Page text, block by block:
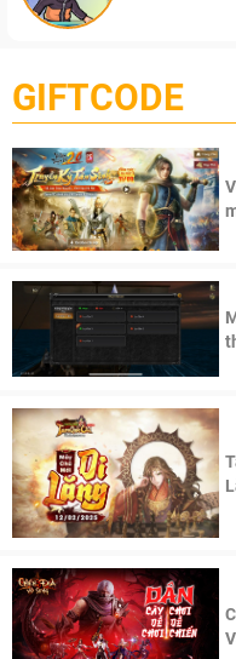
GIFTCODE